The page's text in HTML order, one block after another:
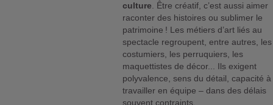
culture. Être créatif, c’est aussi aimer
raconter des histoires ou sublimer le
patrimoine ! Les métiers d’art liés au
spectacle regroupent, entre autres, les
costumiers, les perruquiers, les
maquettistes de décor... Ils exigent
polyvalence, sens du détail, capacité à
travailler en équipe – dans des délais
souvent contraints.